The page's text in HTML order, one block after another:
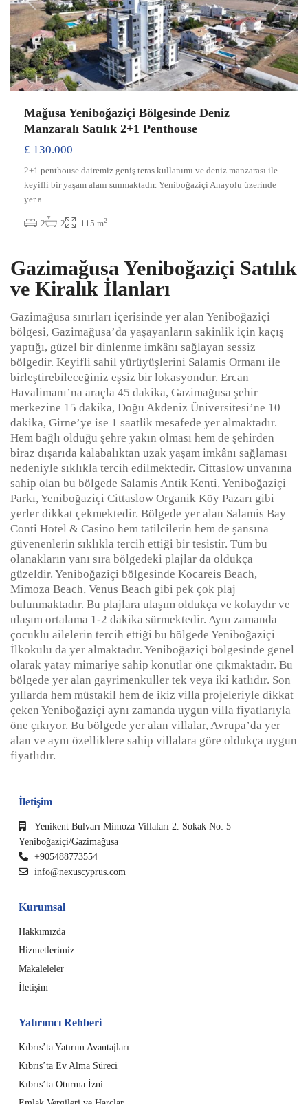
Previous Next
Mağusa Yeniboğaziçi Bölgesinde Deniz
Manzaralı Satılık 2+1 Penthouse
£ 130.000
2+1 penthouse dairemiz geniş teras kullanımı ve deniz manzarası ile
keyifli bir yaşam alanı sunmaktadır. Yeniboğaziçi Anayolu üzerinde
yer a
2 2 115 m2
Gazimağusa Yeniboğaziçi Satılık
ve Kiralık İlanları
Gazimağusa sınırları içerisinde yer alan Yeniboğaziçi
bölgesi, Gazimağusa’da yaşayanların sakinlik için kaçış
yaptığı, güzel bir dinlenme imkânı sağlayan sessiz
bölgedir. Keyifli sahil yürüyüşlerini Salamis Ormanı ile
birleştirebileceğiniz eşsiz bir lokasyondur. Ercan
Havalimanı’na araçla 45 dakika, Gazimağusa şehir
merkezine 15 dakika, Doğu Akdeniz Üniversitesi’ne 10
dakika, Girne’ye ise 1 saatlik mesafede yer almaktadır.
Hem bağlı olduğu şehre yakın olması hem de şehirden
biraz dışarıda kalabalıktan uzak yaşam imkânı sağlaması
nedeniyle sıklıkla tercih edilmektedir. Cittaslow unvanına
sahip olan bu bölgede Salamis Antik Kenti, Yeniboğaziçi
Parkı, Yeniboğaziçi Cittaslow Organik Köy Pazarı gibi
yerler dikkat çekmektedir. Bölgede yer alan Salamis Bay
Conti Hotel & Casino hem tatilcilerin hem de şansına
güvenenlerin sıklıkla tercih ettiği bir tesistir. Tüm bu
olanakların yanı sıra bölgedeki plajlar da oldukça
güzeldir. Yeniboğaziçi bölgesinde Kocareis Beach,
Mimoza Beach, Venus Beach gibi pek çok plaj
bulunmaktadır. Bu plajlara ulaşım oldukça ve kolaydır ve
ulaşım ortalama 1-2 dakika sürmektedir. Aynı zamanda
çocuklu ailelerin tercih ettiği bu bölgede Yeniboğaziçi
İlkokulu da yer almaktadır. Yeniboğaziçi bölgesinde genel
olarak yatay mimariye sahip konutlar öne çıkmaktadır. Bu
bölgede yer alan gayrimenkuller tek veya iki katlıdır. Son
yıllarda hem müstakil hem de ikiz villa projeleriyle dikkat
çeken Yeniboğaziçi aynı zamanda uygun villa fiyatlarıyla
öne çıkıyor. Bu bölgede yer alan villalar, Avrupa’da yer
alan ve aynı özelliklere sahip villalara göre oldukça uygun
fiyatlıdır.
İletişim
Yenikent Bulvarı Mimoza Villaları 2. Sokak No: 5
Yeniboğaziçi/Gazimağusa
+905488773554
info@nexuscyprus.com
Kurumsal
Hakkımızda
Hizmetlerimiz
Makaleleler
İletişim
Yatırımcı Rehberi
Kıbrıs’ta Yatırım Avantajları
Kıbrıs’ta Ev Alma Süreci
Kıbrıs’ta Oturma İzni